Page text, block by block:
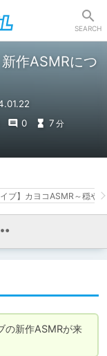
SEARCH
新作ASMRにつ
0 7 分
イブ】カヨコASMR～穏や
の新作ASMRが来